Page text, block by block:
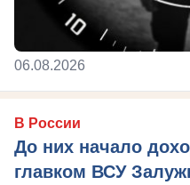
06.08.2026
В России
До них начало
главком ВСУ